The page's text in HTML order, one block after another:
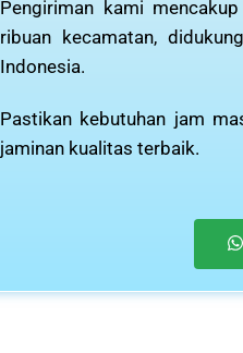
Pengiriman kami
ribuan kecamatan,
Indonesia.
Pastikan kebutuhan jam
jaminan kualitas terbaik.